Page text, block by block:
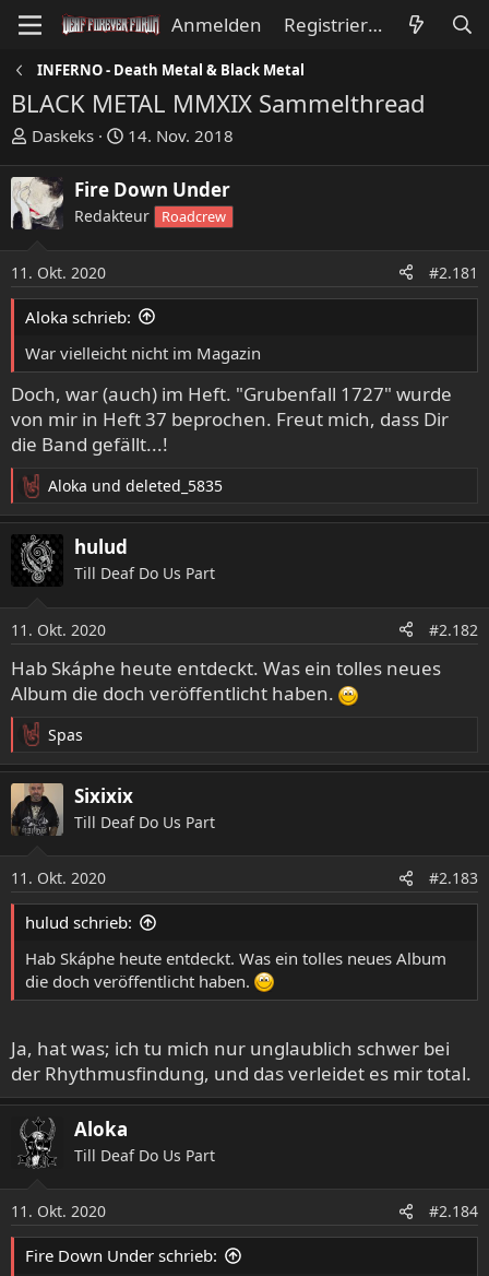
Anmelden Registrieren
INFERNO - Death Metal & Black Metal
BLACK METAL MMXIX Sammelthread
E
s
t
e
l
e
r
Daskeks
E
s
t
e
l
t
a
14. Nov. 2018
Fire Down Under
Redakteur Roadcrew
11. Okt. 2020 #2.181
Aloka schrieb:
War vielleicht nicht im Magazin
Doch, war (auch) im Heft. "Grubenfall 1727" wurde
von mir in Heft 37 beprochen. Freut mich, dass Dir
die Band gefällt...!
R
e
a
k
t
n
e
n
:
Aloka und deleted_5835
hulud
Till Deaf Do Us Part
11. Okt. 2020 #2.182
Hab Skáphe heute entdeckt. Was ein tolles neues
Album die doch veröffentlicht haben.
R
e
a
k
t
n
e
n
Spas
Sixixix
Till Deaf Do Us Part
11. Okt. 2020 #2.183
hulud schrieb:
Hab Skáphe heute entdeckt. Was ein tolles neues Album
die doch veröffentlicht haben.
Ja, hat was; ich tu mich nur unglaublich schwer bei
der Rhythmusfindung, und das verleidet es mir total.
Aloka
Till Deaf Do Us Part
11. Okt. 2020 #2.184
Fire Down Under schrieb: